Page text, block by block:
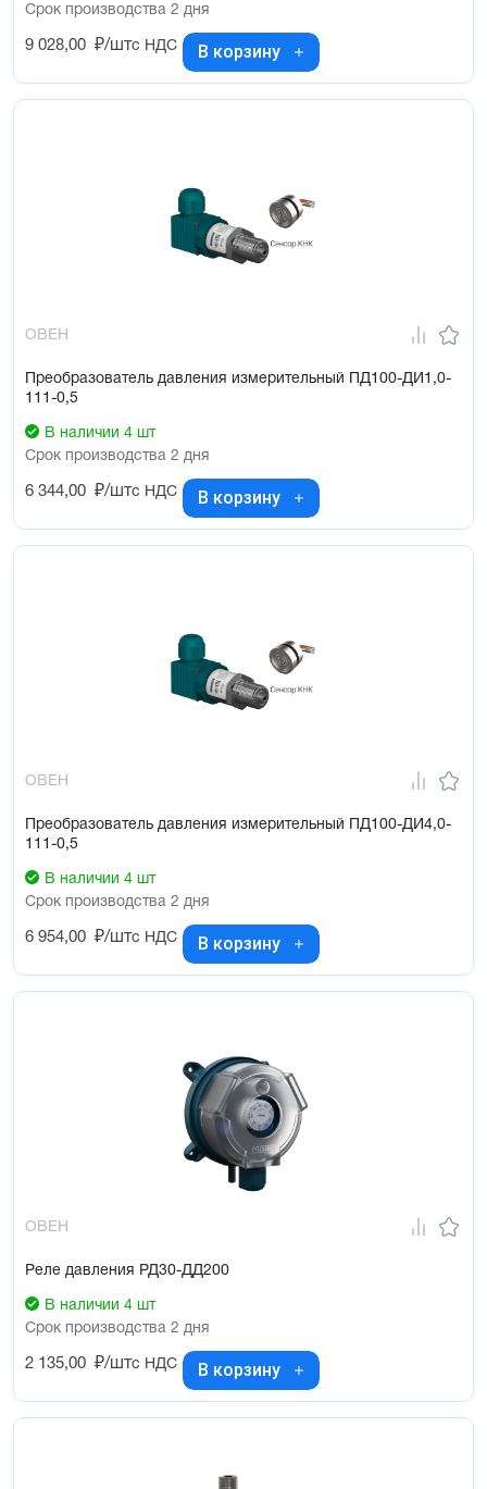
Срок производства 2 дня
9 028,00 ₽/штс НДС В корзину
ОВЕН
Преобразователь давления измерительный ПД100-ДИ1,0-
111-0,5
В наличии 4 шт
Срок производства 2 дня
6 344,00 ₽/штс НДС В корзину
ОВЕН
Преобразователь давления измерительный ПД100-ДИ4,0-
111-0,5
В наличии 4 шт
Срок производства 2 дня
6 954,00 ₽/штс НДС В корзину
ОВЕН
Реле давления РД30-ДД200
В наличии 4 шт
Срок производства 2 дня
2 135,00 ₽/штс НДС В корзину